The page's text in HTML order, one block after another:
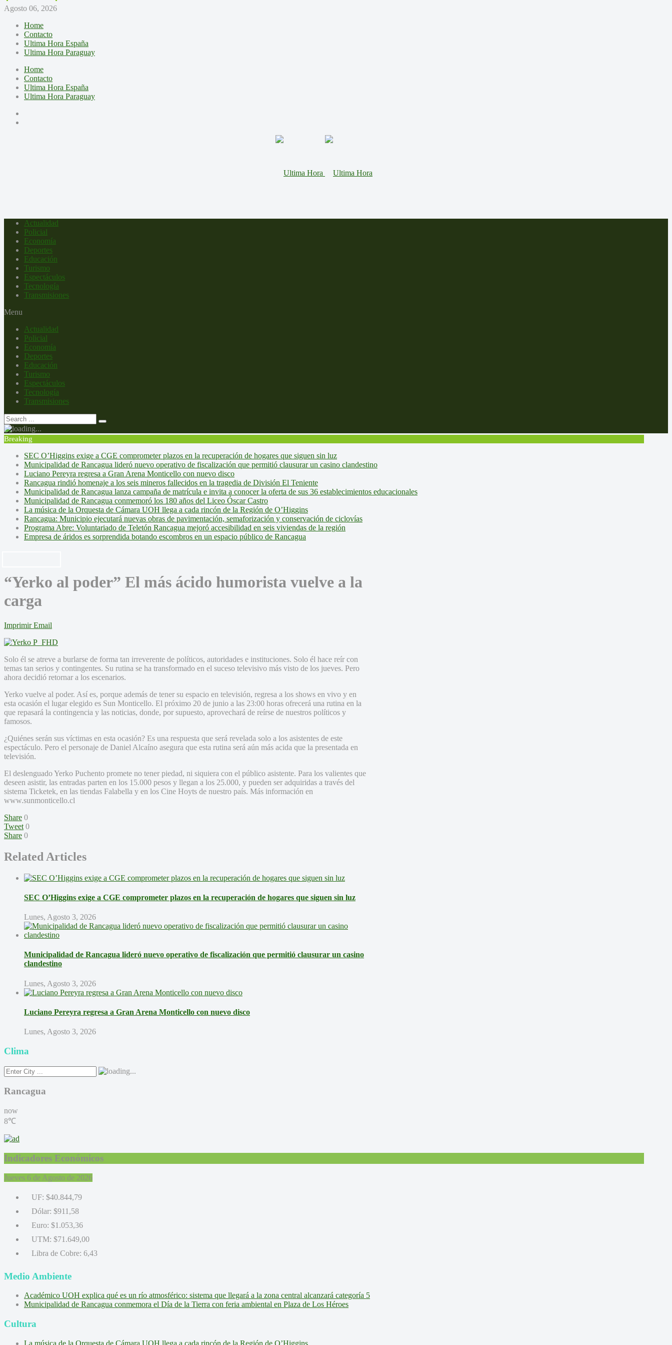
Agosto 06, 2026
Home
Contacto
Ultima Hora España
Ultima Hora Paraguay
Home
Contacto
Ultima Hora España
Ultima Hora Paraguay
Actualidad
Policial
Economía
Deportes
Educación
Turismo
Espectáculos
Tecnología
Transmisiones
Menu
Actualidad
Policial
Economía
Deportes
Educación
Turismo
Espectáculos
Tecnología
Transmisiones
Breaking
SEC O’Higgins exige a CGE comprometer plazos en la recuperación de hogares que siguen sin luz
Municipalidad de Rancagua lideró nuevo operativo de fiscalización que permitió clausurar un casino clandestino
Luciano Pereyra regresa a Gran Arena Monticello con nuevo disco
Rancagua rindió homenaje a los seis mineros fallecidos en la tragedia de División El Teniente
Municipalidad de Rancagua lanza campaña de matrícula e invita a conocer la oferta de sus 36 establecimientos educacionales
Municipalidad de Rancagua conmemoró los 180 años del Liceo Óscar Castro
La música de la Orquesta de Cámara UOH llega a cada rincón de la Región de O’Higgins
Rancagua: Municipio ejecutará nuevas obras de pavimentación, semaforización y conservación de ciclovías
Programa Abre: Voluntariado de Teletón Rancagua mejoró accesibilidad en seis viviendas de la región
Empresa de áridos es sorprendida botando escombros en un espacio público de Rancagua
“Yerko al poder” El más ácido humorista vuelve a la
carga
Imprimir Email
Solo él se atreve a burlarse de forma tan irreverente de políticos, autoridades e instituciones. Solo él hace reír con
temas tan serios y contingentes. Su rutina se ha transformado en el suceso televisivo más visto de los jueves. Pero
ahora decidió retornar a los escenarios.
Yerko vuelve al poder. Así es, porque además de tener su espacio en televisión, regresa a los shows en vivo y en
esta ocasión el lugar elegido es Sun Monticello. El próximo 20 de junio a las 23:00 horas ofrecerá una rutina en la
que repasará la contingencia y las noticias, donde, por supuesto, aprovechará de reírse de nuestros políticos y
famosos.
¿Quiénes serán sus víctimas en esta ocasión? Es una respuesta que será revelada solo a los asistentes de este
espectáculo. Pero el personaje de Daniel Alcaíno asegura que esta rutina será aún más acida que la presentada en
televisión.
El deslenguado Yerko Puchento promete no tener piedad, ni siquiera con el público asistente. Para los valientes que
deseen asistir, las entradas parten en los 15.000 pesos y llegan a los 25.000, y pueden ser adquiridas a través del
sistema Ticketek, en las tiendas Falabella y en los Cine Hoyts de nuestro país. Más información en
www.sunmonticello.cl
Share 0
Tweet 0
Share 0
Related Articles
SEC O’Higgins exige a CGE comprometer plazos en la recuperación de hogares que siguen sin luz
Lunes, Agosto 3, 2026
Municipalidad de Rancagua lideró nuevo operativo de fiscalización que permitió clausurar un casino
clandestino
Lunes, Agosto 3, 2026
Luciano Pereyra regresa a Gran Arena Monticello con nuevo disco
Lunes, Agosto 3, 2026
Clima
Rancagua
now
8℃
Indicadores Económicos
Jueves 6 de Agosto de 2026
UF: $40.844,79
Dólar: $911,58
Euro: $1.053,36
UTM: $71.649,00
Libra de Cobre: 6,43
Medio Ambiente
Académico UOH explica qué es un río atmosférico: sistema que llegará a la zona central alcanzará categoría 5
Municipalidad de Rancagua conmemora el Día de la Tierra con feria ambiental en Plaza de Los Héroes
Cultura
La música de la Orquesta de Cámara UOH llega a cada rincón de la Región de O’Higgins